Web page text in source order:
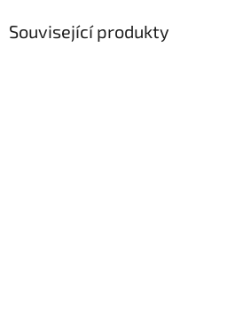
Související produkty